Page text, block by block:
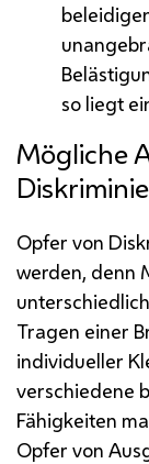
so liegt
Mögliche
Opfer von
werden, denn
Tragen einer
individueller
verschiedene
Fähigkeiten
Opfer von